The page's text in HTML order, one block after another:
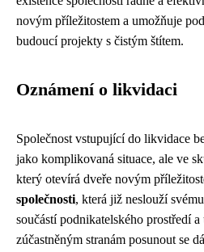
novým příležitostem a umožňuje
budoucí projekty s čistým štítem.
Oznámení o likvidaci
Společnost vstupující do likvidace
jako komplikovaná situace, ale ve
který otevírá dveře novým
společnosti, která již neslouží
součástí podnikatelského prostředí
zúčastněným stranám posunout se